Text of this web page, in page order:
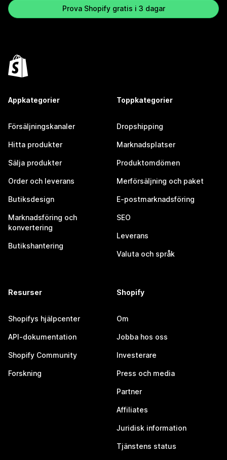
Prova Shopify gratis i 3 dagar
Appkategorier
Försäljningskanaler
Hitta produkter
Sälja produkter
Order och leverans
Butiksdesign
Marknadsföring och
konvertering
Butikshantering
Toppkategorier
Dropshipping
Marknadsplatser
Produktomdömen
Merförsäljning och paket
E-postmarknadsföring
SEO
Leverans
Valuta och språk
Resurser
Shopifys hjälpcenter
API-dokumentation
Shopify Community
Forskning
Shopify
Om
Jobba hos oss
Investerare
Press och media
Partner
Affiliates
Juridisk information
Tjänstens status